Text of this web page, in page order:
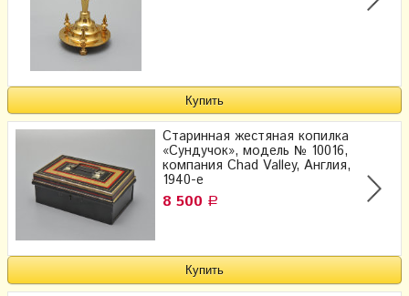
Старинная жестяная копилка
«Сундучок», модель № 10016​,
компания Chad Valley, Англия,
1940-е
8 500 Р